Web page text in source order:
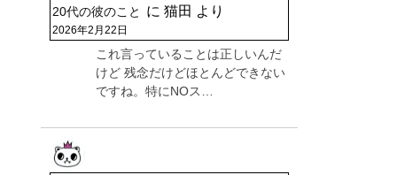
20代の彼のこと
に 猫田 より
2026年2月22日
これ言っていることは正しいんだ
けど 残念だけどほとんどできない
ですね。特にNOス…